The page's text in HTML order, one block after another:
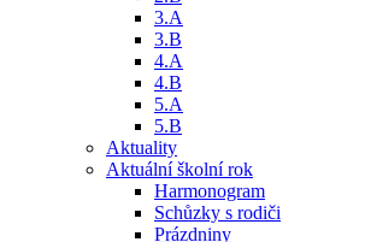
3.A
3.B
4.A
4.B
5.A
5.B
Aktuality
Aktuální školní rok
Harmonogram
Schůzky s rodiči
Prázdniny